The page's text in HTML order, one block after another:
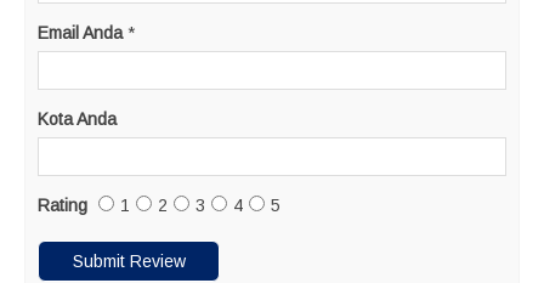
Email Anda *
Kota Anda
Rating 1 2 3 4 5